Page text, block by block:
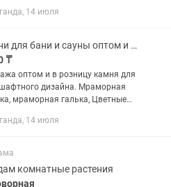
и больниц. ✔️Гарантия 2,3,5
14 июля
Камни для бани и сауны оптом и в розницу
₸
оптом и в розницу камня для
дизайна. Мраморная
мраморная галька, Цветные
камни, мульча (кора сосны,
14 июля
комнатные растения